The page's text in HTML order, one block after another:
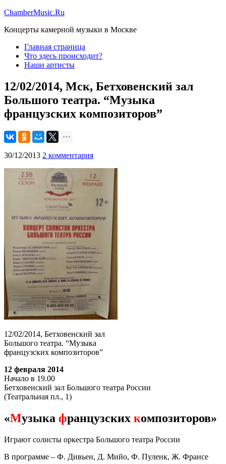
ChamberMusic.Ru
Концерты камерной музыки в Москве
Главная страница
Что здесь происходит?
Наши артисты
12/02/2014, Мск, Бетховенский зал
Большого театра. “Музыка
французских композиторов”
30/12/2013 2 комментария
12/02/2014, Бетховенский зал
Большого театра. “Музыка
французских композиторов”
12 февраля 2014
Начало в 19.00
Бетховенский зал Большого театра России
(Театральная пл., 1)
«Музыка французских композиторов»
Играют солисты оркестра Большого театра России
В программе – Ф. Дивьен, Д. Мийо, Ф. Пуленк, Ж. Франсе